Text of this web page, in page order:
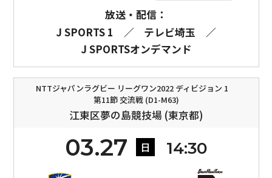
放送・配信：
J SPORTS 1
／ テレビ埼玉
／
J SPORTSオンデマンド
NTTジャパンラグビー リーグワン2022 ディビジョン 1
第11節 交流戦 (D1-M63)
江東区夢の島競技場 (東京都)
03.27 日 14:30